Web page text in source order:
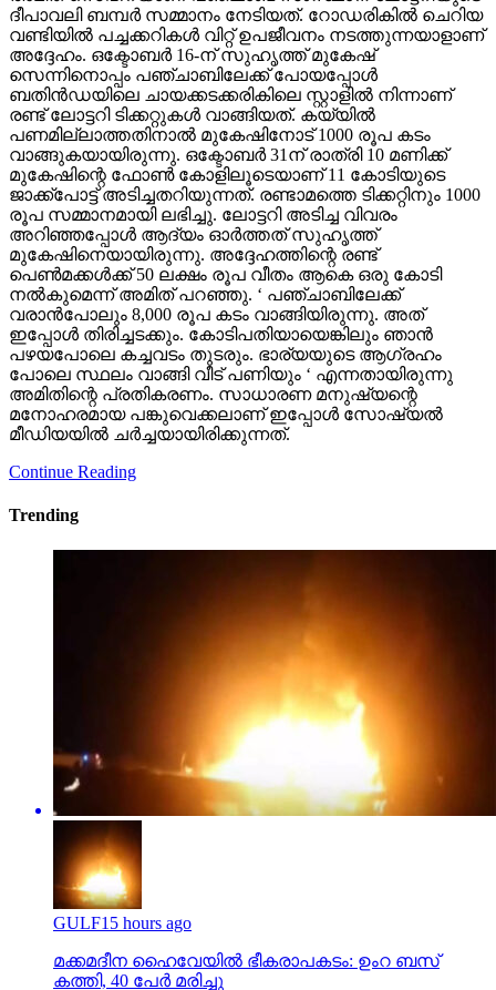
ദീപാവലി ബമ്പര്‍ സമ്മാനം നേടിയത്. റോഡരികില്‍ ചെറിയ
വണ്ടിയില്‍ പച്ചക്കറികള്‍ വിറ്റ് ഉപജീവനം നടത്തുന്നയാളാണ്
അദ്ദേഹം. ഒക്ടോബര്‍ 16-ന് സുഹൃത്ത് മുകേഷ്
സെന്നിനൊപ്പം പഞ്ചാബിലേക്ക് പോയപ്പോള്‍
ബതിന്‍ഡയിലെ ചായക്കടക്കരികിലെ സ്റ്റാളില്‍ നിന്നാണ്
രണ്ട് ലോട്ടറി ടിക്കറ്റുകള്‍ വാങ്ങിയത്. കയ്യില്‍
പണമില്ലാത്തതിനാല്‍ മുകേഷിനോട് 1000 രൂപ കടം
വാങ്ങുകയായിരുന്നു. ഒക്ടോബര്‍ 31ന് രാത്രി 10 മണിക്ക്
മുകേഷിന്റെ ഫോണ്‍ കോളിലൂടെയാണ് 11 കോടിയുടെ
ജാക്ക്‌പോട്ട് അടിച്ചതറിയുന്നത്. രണ്ടാമത്തെ ടിക്കറ്റിനും 1000
രൂപ സമ്മാനമായി ലഭിച്ചു. ലോട്ടറി അടിച്ച വിവരം
അറിഞ്ഞപ്പോള്‍ ആദ്യം ഓര്‍ത്തത് സുഹൃത്ത്
മുകേഷിനെയായിരുന്നു. അദ്ദേഹത്തിന്റെ രണ്ട്
പെണ്‍മക്കള്‍ക്ക് 50 ലക്ഷം രൂപ വീതം ആകെ ഒരു കോടി
നല്‍കുമെന്ന് അമിത് പറഞ്ഞു. ‘ പഞ്ചാബിലേക്ക്
വരാന്‍പോലും 8,000 രൂപ കടം വാങ്ങിയിരുന്നു. അത്
ഇപ്പോള്‍ തിരിച്ചടക്കും. കോടിപതിയായെങ്കിലും ഞാന്‍
പഴയപോലെ കച്ചവടം തുടരും. ഭാര്യയുടെ ആഗ്രഹം
പോലെ സ്ഥലം വാങ്ങി വീട് പണിയും ‘ എന്നതായിരുന്നു
അമിതിന്റെ പ്രതികരണം. സാധാരണ മനുഷ്യന്റെ
മനോഹരമായ പങ്കുവെക്കലാണ് ഇപ്പോള്‍ സോഷ്യല്‍
മീഡിയയില്‍ ചര്‍ച്ചയായിരിക്കുന്നത്.
Continue Reading
Trending
GULF15 hours ago
മക്കമദീന ഹൈവേയില്‍ ഭീകരാപകടം: ഉംറ ബസ്
കത്തി, 40 പേര്‍ മരിച്ചു